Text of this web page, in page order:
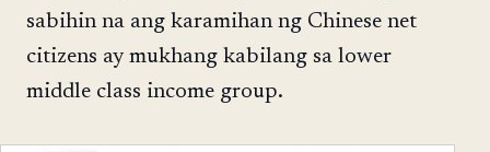
sabihin na ang karamihan ng Chinese net
citizens ay mukhang kabilang sa lower
middle class income group.